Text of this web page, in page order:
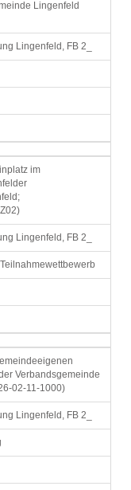
Lingenfeld
Lingenfeld, FB 2_
im
Lingenfeld, FB 2_
Verbandsgemeinde
02-11-1000)
Lingenfeld, FB 2_